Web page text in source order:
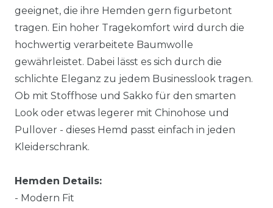
geeignet, die ihre Hemden gern figurbetont
tragen. Ein hoher Tragekomfort wird durch die
hochwertig verarbeitete Baumwolle
gewährleistet. Dabei lässt es sich durch die
schlichte Eleganz zu jedem Businesslook tragen.
Ob mit Stoffhose und Sakko für den smarten
Look oder etwas legerer mit Chinohose und
Pullover - dieses Hemd passt einfach in jeden
Kleiderschrank.
Hemden Details:
- Modern Fit